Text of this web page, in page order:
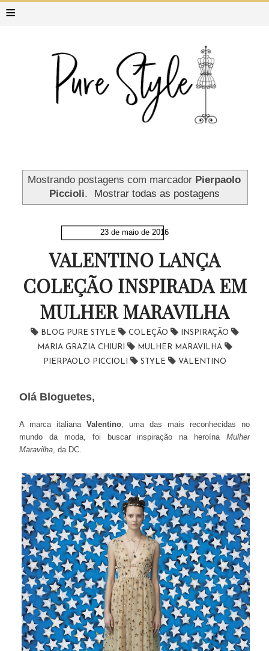
≡
Mostrando postagens com marcador Pierpaolo
Piccioli. Mostrar todas as postagens
23 de maio de 2016
VALENTINO LANÇA
COLEÇÃO INSPIRADA EM
MULHER MARAVILHA
BLOG PURE STYLE COLEÇÃO
INSPIRAÇÃO
MARIA GRAZIA CHIURI
MULHER MARAVILHA
PIERPAOLO PICCIOLI
STYLE VALENTINO
Olá Bloguetes,
A marca italiana Valentino, uma das mais reconhecidas no
mundo da moda, foi buscar inspiração na heroína Mulher
Maravilha, da DC.